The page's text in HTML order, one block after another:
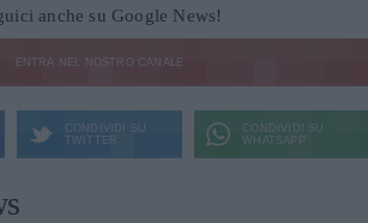
anche su Google News!
ENTRA NEL NOSTRO CANALE
CONDIVIDI SU
TWITTER
CONDIVIDI SU
WHATSAPP